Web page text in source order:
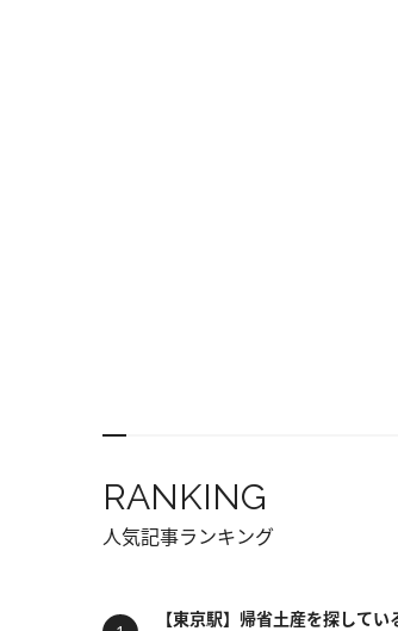
RANKING
人気記事ランキング
【東京駅】帰省土産を探して